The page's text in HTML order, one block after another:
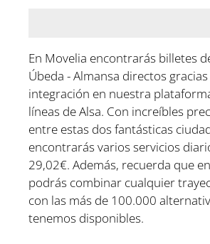
En Movelia encontrarás billetes
Úbeda - Almansa directos gracias
integración en nuestra
líneas de Alsa. Con increíbles
entre estas dos fantásticas
encontrarás varios servicios
29,02€. Además, recuerda que
podrás combinar cualquier
con las más de 100.000
tenemos disponibles.